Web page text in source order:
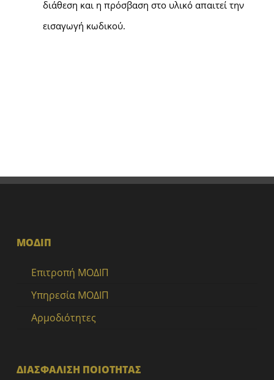
διάθεση και η πρόσβαση στο υλικό απαιτεί την
εισαγωγή κωδικού.
ΜΟΔΙΠ
Επιτροπή ΜΟΔΙΠ
Υπηρεσία ΜΟΔΙΠ
Αρμοδιότητες
ΔΙΑΣΦΑΛΙΣΗ ΠΟΙΟΤΗΤΑΣ